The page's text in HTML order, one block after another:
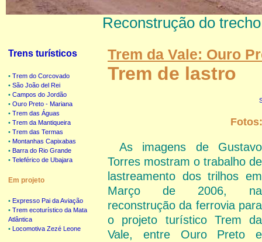
Reconstrução do
Trens turísticos
• Trem do Corcovado
• São João del Rei
• Campos do Jordão
• Ouro Preto - Mariana
• Trem das Águas
• Trem da Mantiqueira
• Trem das Termas
• Montanhas Capixabas
• Barra do Rio Grande
• Teleférico de Ubajara
Em projeto
• Expresso Pai da Aviação
• Trem ecoturístico da Mata
Atlântica
• Locomotiva Zezé Leone
Trem da Vale: Ouro
Trem de lastro
As imagens de Gustavo
Torres mostram o trabalho de
lastreamento dos trilhos em
Março de 2006, na
reconstrução da ferrovia para
o projeto turístico Trem da
Vale, entre Ouro Preto e